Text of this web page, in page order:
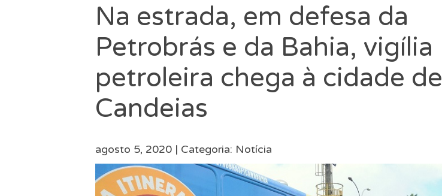
Na estrada, em defesa da
Petrobrás e da Bahia, vigília
petroleira chega à cidade de
Candeias
agosto 5, 2020 | Categoria: Notícia